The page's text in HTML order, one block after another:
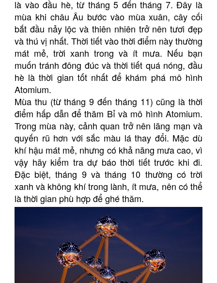
là vào đầu hè, từ tháng 5 đến tháng 7. Đây là
mùa khi châu Âu bước vào mùa xuân, cây cối
bắt đầu nảy lộc và thiên nhiên trở nên tươi đẹp
và thú vị nhất. Thời tiết vào thời điểm này thường
mát mẻ, trời xanh trong và ít mưa. Nếu bạn
muốn tránh đông đúc và thời tiết quá nóng, đầu
hè là thời gian tốt nhất để khám phá mô hình
Atomium.
Mùa thu (từ tháng 9 đến tháng 11) cũng là thời
điểm hấp dẫn để thăm Bỉ và mô hình Atomium.
Trong mùa này, cảnh quan trở nên lãng mạn và
quyến rũ hơn với sắc màu lá thay đổi. Mặc dù
khí hậu mát mẻ, nhưng có khả năng mưa cao, vì
vậy hãy kiểm tra dự báo thời tiết trước khi đi.
Đặc biệt, tháng 9 và tháng 10 thường có trời
xanh và không khí trong lành, ít mưa, nên có thể
là thời gian phù hợp để ghé thăm.